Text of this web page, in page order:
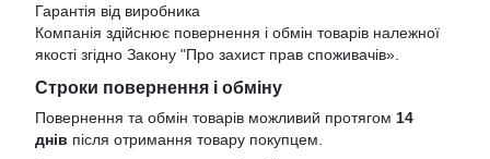
Гарантія від виробника
Компанія здійснює повернення і обмін товарів належної
якості згідно Закону "Про захист прав споживачів»
Строки повернення і обміну
Повернення та обмін товарів можливий протягом 14
днів після отримання товару покупцем.